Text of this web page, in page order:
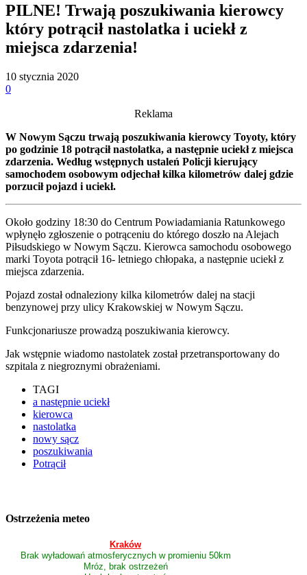
PILNE! Trwają poszukiwania kierowcy
który potrącił nastolatka i uciekł z
miejsca zdarzenia!
10 stycznia 2020
0
Reklama
W Nowym Sączu trwają poszukiwania kierowcy Toyoty, który
po godzinie 18 potrącił nastolatka, a następnie uciekł z miejsca
zdarzenia. Według wstępnych ustaleń Policji kierujący
samochodem osobowym odjechał kilka kilometrów dalej gdzie
porzucił pojazd i uciekł.
Około godziny 18:30 do Centrum Powiadamiania Ratunkowego
wpłynęło zgłoszenie o potrąceniu do którego doszło na Alejach
Piłsudskiego w Nowym Sączu. Kierowca samochodu osobowego
marki Toyota potrącił 16- letniego chłopaka, a następnie uciekł z
miejsca zdarzenia.
Pojazd został odnaleziony kilka kilometrów dalej na stacji
benzynowej przy ulicy Krakowskiej w Nowym Sączu.
Funkcjonariusze prowadzą poszukiwania kierowcy.
Jak wstępnie wiadomo nastolatek został przetransportowany do
szpitala z niegroznymi obrażeniami.
TAGI
a następnie uciekł
kierowca
nastolatka
nowy sącz
poszukiwania
Potrącił
Ostrzeżenia meteo
Kraków
Brak wyładowań atmosferycznych w promieniu 50km
Mróz, brak ostrzeżeń